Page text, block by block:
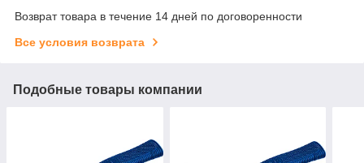
Возврат товара в течение 14 дней по договоренности
Все условия возврата
Подобные товары компании